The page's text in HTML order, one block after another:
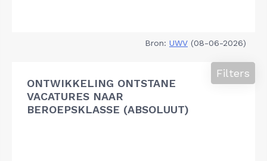
Bron: UWV (08-06-2026)
ONTWIKKELING ONTSTANE
VACATURES NAAR
BEROEPSKLASSE (ABSOLUUT)
Filters